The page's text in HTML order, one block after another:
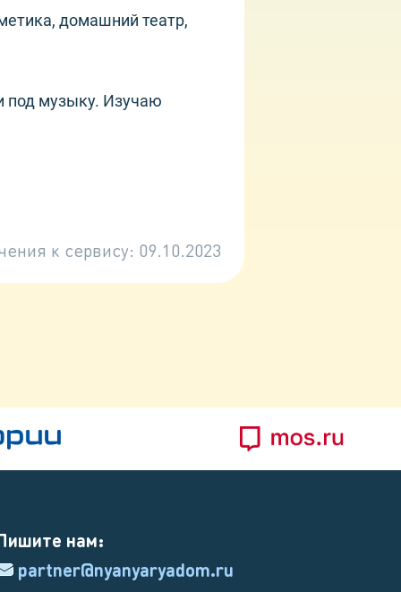
домашний театр,
под музыку. Изучаю
к сервису: 09.10.2023
нам:
partner@nyanyaryadom.ru